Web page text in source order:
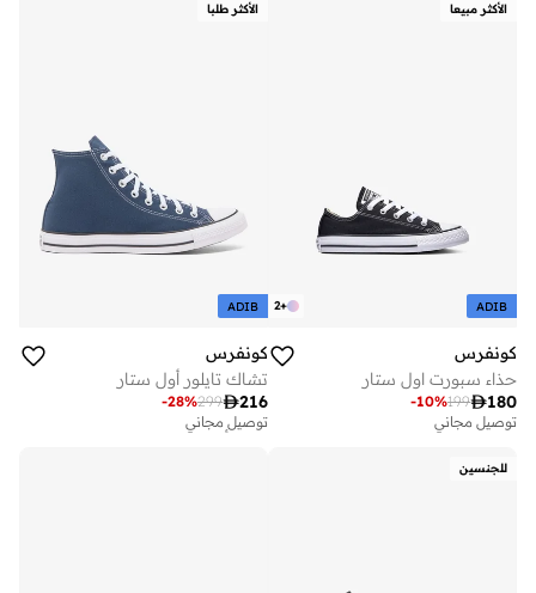
الأكثر مبيعا
+
2 ADIB
كونفرس
حذاء سبورت اول ستار
180
199
-10%
توصيل مجاني
الأكثر طلبا
ADIB
كونفرس
تشاك تايلور أول ستار
216
299
-28%
توصيل مجاني
تم بيع أكثر من 10 مؤخرا
للجنسين